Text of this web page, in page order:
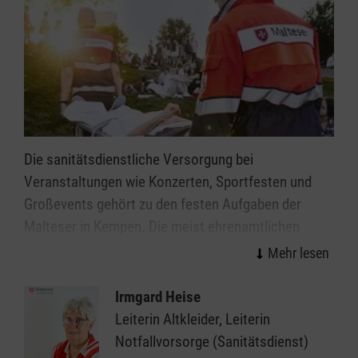
Die sanitätsdienstliche Versorgung bei
Veranstaltungen wie Konzerten, Sportfesten und
Großevents gehört zu den festen Aufgaben der
Mitarbeitenden des Malteser Sanitätsdiensts leisten
Veranstaltungen ab einer gewissen Dimension bzw.
mit einer bestimmten Charakteristik erfordern einen
Irmgard Heise
Leiterin Altkleider, Leiterin
Notfallvorsorge (Sanitätsdienst)